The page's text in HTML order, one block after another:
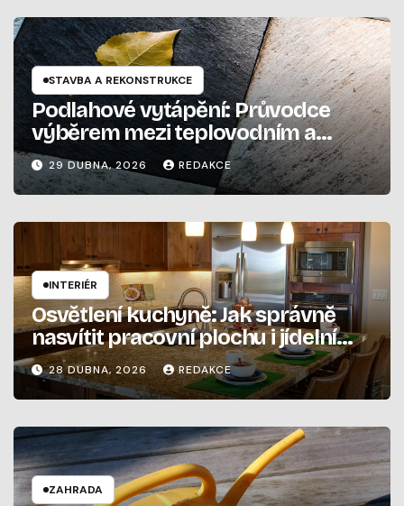
STAVBA A REKONSTRUKCE
Podlahové vytápění: Průvodce
výběrem mezi teplovodním a
elektrickým systémem
29 DUBNA, 2026 REDAKCE
INTERIÉR
Osvětlení kuchyně: Jak správně
nasvítit pracovní plochu i jídelní
stůl28 DUBNA, 2026 REDAKCE
ZAHRADA